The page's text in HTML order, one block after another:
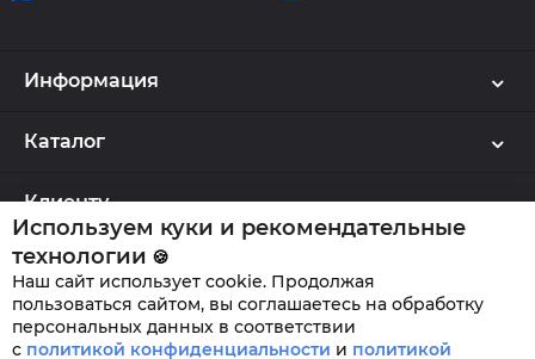
Информация
Каталог
Клиенту
QWERTYGIFTS © 2026
Используем куки и рекомендательные
технологии 🍪
Наш сайт использует cookie. Продолжая
пользоваться сайтом, вы соглашаетесь на обработку
персональных данных в соответствии
с политикой конфиденциальности и политикой